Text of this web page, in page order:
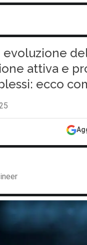
evoluzione
attiva e
ecco